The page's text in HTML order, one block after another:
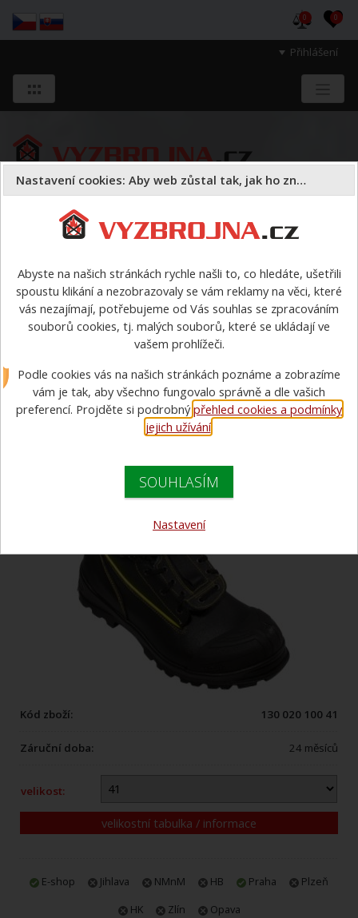
Přihlášení
0 0
a majetek druhých.
Obuv zásahová obuv >Zásahová obuv LUKOV GII
Zásahová obuv LUKOV GII
Kód zboží: 130 020 100 41
Záruční doba: 24 měsíců
velikost:
velikostní tabulka / informace
E-shop Jihlava NMnM HB Praha
Plzeň
HK
Zlín
Opava
Nastavení cookies: Aby web zůstal tak, jak ho znáte
Abyste na našich stránkách rychle našli to, co hledáte, ušetřili
spoustu klikání a nezobrazovaly se vám reklamy na věci, které
vás nezajímají, potřebujeme od Vás souhlas se zpracováním
souborů cookies, tj. malých souborů, které se ukládají ve
vašem prohlížeči.
Podle cookies vás na našich stránkách poznáme a zobrazíme
vám je tak, aby všechno fungovalo správně a dle vašich
preferencí. Projděte si podrobnýpřehled cookies a podmínky
jejich užívání.
SOUHLASÍM
Nastavení